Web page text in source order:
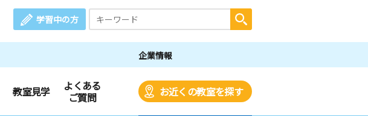
学習中の方
企業情報
教室見学
よくある
ご質問
お近くの教室を探す